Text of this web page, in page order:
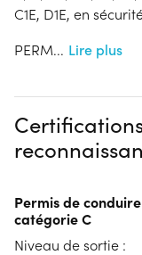
C1E, D1E, en
PERM... Lire plus
Permis de conduire
catégorie C
Niveau de sortie :